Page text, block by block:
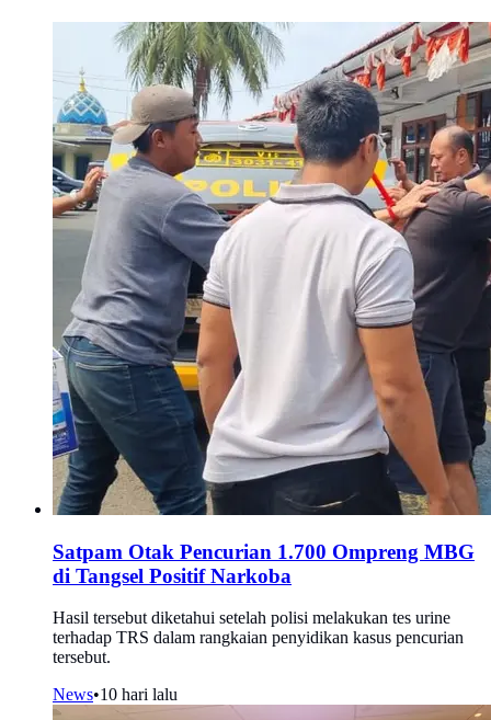
Satpam Otak Pencurian 1.700 Ompreng MBG
di Tangsel Positif Narkoba
Hasil tersebut diketahui setelah polisi melakukan tes urine
terhadap TRS dalam rangkaian penyidikan kasus pencurian
tersebut.
News•10 hari lalu